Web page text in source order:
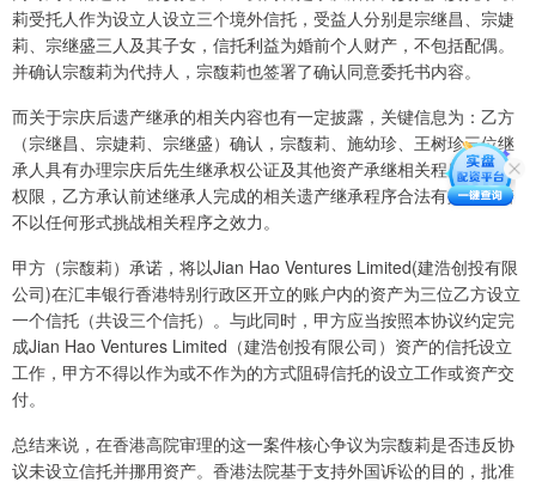
莉受托人作为设立人设立三个境外信托，受益人分别是宗继昌、宗婕
莉、宗继盛三人及其子女，信托利益为婚前个人财产，不包括配偶。
并确认宗馥莉为代持人，宗馥莉也签署了确认同意委托书内容。
而关于宗庆后遗产继承的相关内容也有一定披露，关键信息为：乙方
（宗继昌、宗婕莉、宗继盛）确认，宗馥莉、施幼珍、王树珍三位继
承人具有办理宗庆后先生继承权公证及其他资产承继相关程序的全部
权限，乙方承认前述继承人完成的相关遗产继承程序合法有效，承诺
不以任何形式挑战相关程序之效力。
甲方（宗馥莉）承诺，将以Jian Hao Ventures Limited(建浩创投有限
公司)在汇丰银行香港特别行政区开立的账户内的资产为三位乙方设立
一个信托（共设三个信托）。与此同时，甲方应当按照本协议约定完
成Jian Hao Ventures Limited（建浩创投有限公司）资产的信托设立
工作，甲方不得以作为或不作为的方式阻碍信托的设立工作或资产交
付。
总结来说，在香港高院审理的这一案件核心争议为宗馥莉是否违反协
议未设立信托并挪用资产。香港法院基于支持外国诉讼的目的，批准